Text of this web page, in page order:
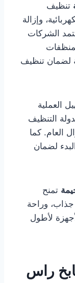
تنظيف
وإزالة
الشركات
لضمان تنظيف
العملية
التنظيف
العام. كما
لضمان
تمنح
جذاب، وراحة
لأطول
راس